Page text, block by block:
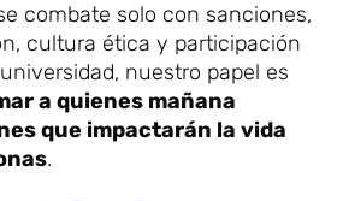
combate solo con sanciones,
cultura ética y participación
nuestro papel es
a quienes mañana
que impactarán la vida
.